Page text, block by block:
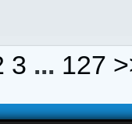
3 ... 127